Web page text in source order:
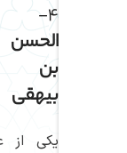
۴-
الحسن
بن
بیهقی
یكی از